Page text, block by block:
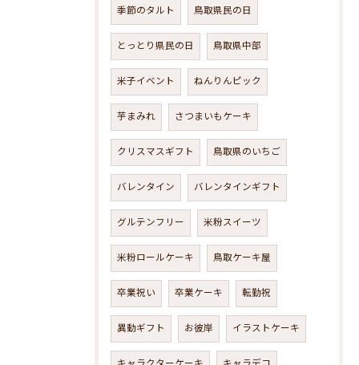
季節のタルト 鳥取県民の日
とっとり県民の日 鳥取県中部
米子イベント ねんりんピック
芋まみれ さつまいもケーキ
クリスマスギフト 鳥取県のいちご
バレンタイン バレンタインギフト
グルテンフリー 米粉スイーツ
米粉ロールケーキ 鳥取ケーキ屋
卒業祝い 卒業ケーキ 転勤祝
異動ギフト お彼岸 イラストケーキ